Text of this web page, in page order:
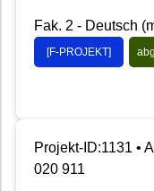
Fak. 2 - Deutsch
[F-PROJEKT]
Projekt-ID:1131 •
020 911